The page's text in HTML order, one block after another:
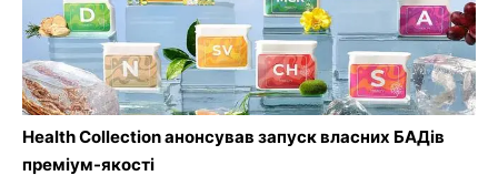
Health Collection анонсував запуск власних БАДів
преміум-якості